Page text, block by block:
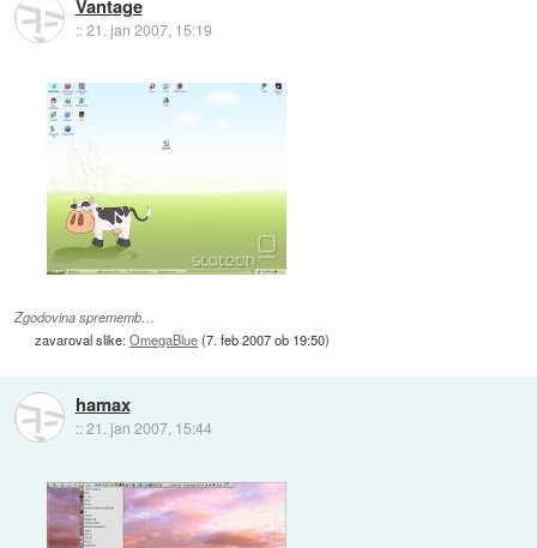
Vantage
::21. jan 2007, 15:19
Zgodovina sprememb…
zavaroval slike:OmegaBlue(7. feb 2007 ob 19:50)
hamax
::21. jan 2007, 15:44